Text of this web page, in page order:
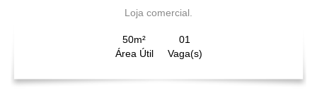
Loja comercial.
50m²
Área Útil
01
Vaga(s)